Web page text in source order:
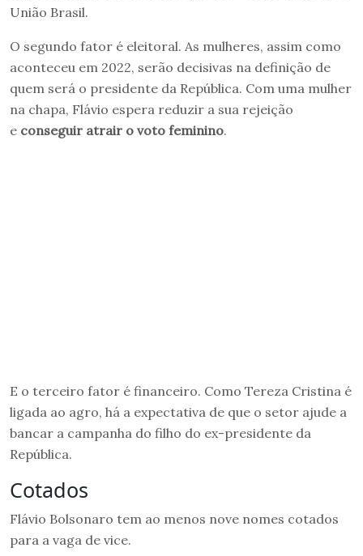
União Brasil.
O segundo fator é eleitoral. As mulheres, assim como
aconteceu em 2022, serão decisivas na definição de
quem será o presidente da República. Com uma mulher
na chapa, Flávio espera reduzir a sua rejeição
e conseguir atrair o voto feminino.
E o terceiro fator é financeiro. Como Tereza Cristina é
ligada ao agro, há a expectativa de que o setor ajude a
bancar a campanha do filho do ex-presidente da
República.
Cotados
Flávio Bolsonaro tem ao menos nove nomes cotados
para a vaga de vice.